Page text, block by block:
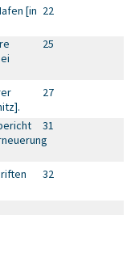
22
[in
25
27
31
32